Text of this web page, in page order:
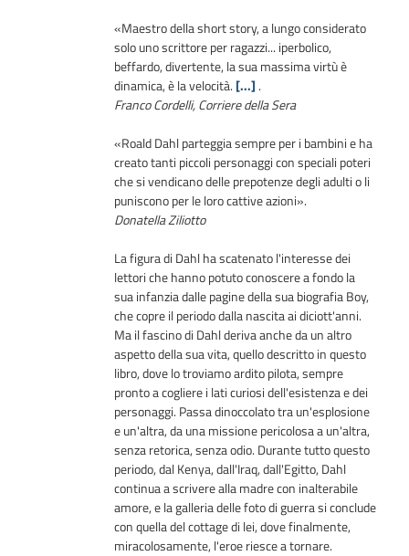
«Maestro della short story, a lungo considerato
solo uno scrittore per ragazzi... iperbolico,
beffardo, divertente, la sua massima virtù è
dinamica, è la velocità. [...] .
Franco Cordelli, Corriere della Sera
«Roald Dahl parteggia sempre per i bambini e ha
creato tanti piccoli personaggi con speciali poteri
che si vendicano delle prepotenze degli adulti o li
puniscono per le loro cattive azioni».
Donatella Ziliotto
La figura di Dahl ha scatenato l'interesse dei
lettori che hanno potuto conoscere a fondo la
sua infanzia dalle pagine della sua biografia Boy,
che copre il periodo dalla nascita ai diciott'anni.
Ma il fascino di Dahl deriva anche da un altro
aspetto della sua vita, quello descritto in questo
libro, dove lo troviamo ardito pilota, sempre
pronto a cogliere i lati curiosi dell'esistenza e dei
personaggi. Passa dinoccolato tra un'esplosione
e un'altra, da una missione pericolosa a un'altra,
senza retorica, senza odio. Durante tutto questo
periodo, dal Kenya, dall'Iraq, dall'Egitto, Dahl
continua a scrivere alla madre con inalterabile
amore, e la galleria delle foto di guerra si conclude
con quella del cottage di lei, dove finalmente,
miracolosamente, l'eroe riesce a tornare.